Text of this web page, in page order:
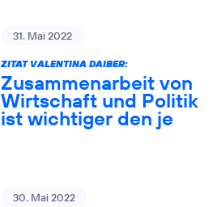
31. Mai 2022
ZITAT VALENTINA DAIBER:
Zusammenarbeit von
Wirtschaft und Politik
ist wichtiger den je
30. Mai 2022